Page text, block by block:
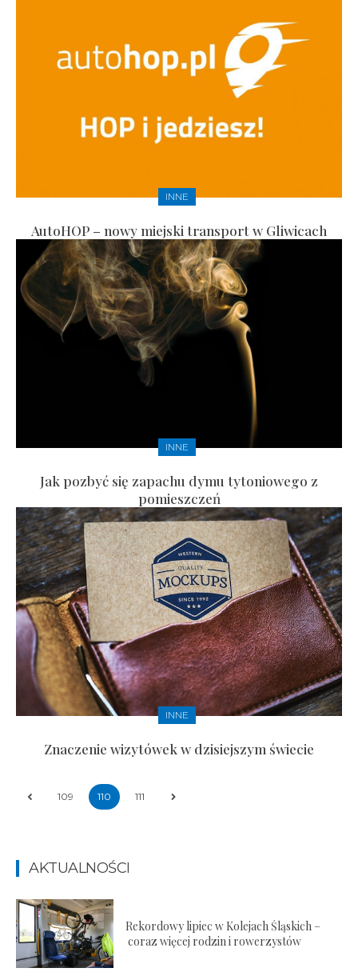
INNE
AutoHOP – nowy miejski transport w Gliwicach
INNE
Jak pozbyć się zapachu dymu tytoniowego z
pomieszczeń
INNE
Znaczenie wizytówek w dzisiejszym świecie
109 110 111
AKTUALNOŚCI
Rekordowy lipiec w Kolejach Śląskich –
coraz więcej rodzin i rowerzystów